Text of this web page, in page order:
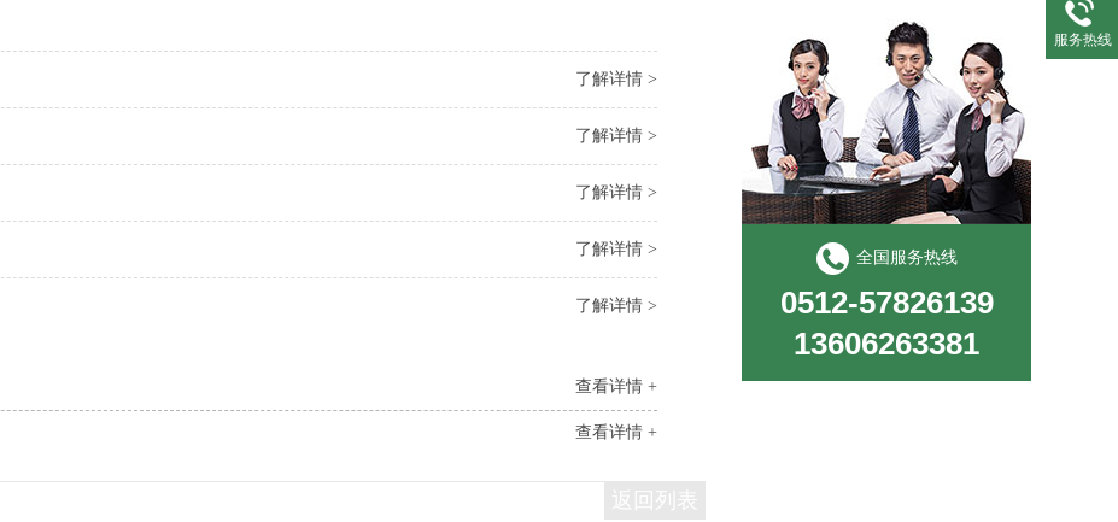
了解详情 >
了解详情 >
了解详情 >
了解详情 >
了解详情 >
查看详情 +
查看详情 +
全国服务热线
0512-57826139
13606263381
服务热线